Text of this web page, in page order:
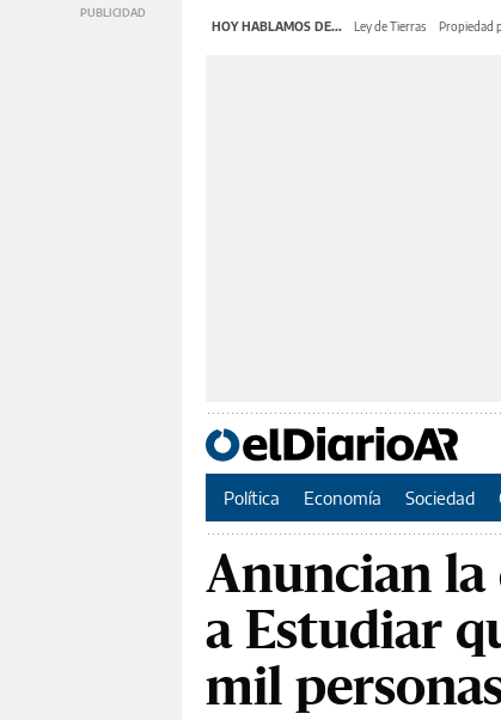
HOY HABLAMOS DE... Ley de Tierras Propiedad
Política Economía Sociedad
Anuncian la
a Estudiar
mil